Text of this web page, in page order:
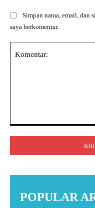
Simpan nama, email, dan
saya berkomentar.
POPULAR